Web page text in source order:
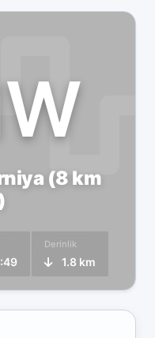
(8 km
Derinlik
1.8 km